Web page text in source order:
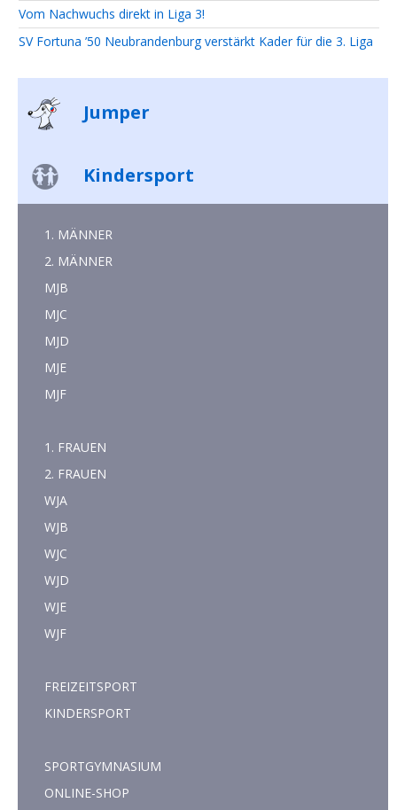
Vom Nachwuchs direkt in Liga 3!
SV Fortuna ’50 Neubrandenburg verstärkt Kader für die 3. Liga
Jumper
Kindersport
1. MÄNNER
2. MÄNNER
MJB
MJC
MJD
MJE
MJF
1. FRAUEN
2. FRAUEN
WJA
WJB
WJC
WJD
WJE
WJF
FREIZEITSPORT
KINDERSPORT
SPORTGYMNASIUM
ONLINE-SHOP